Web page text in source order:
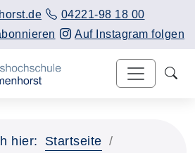
04221-98 18 00
Auf Instagram folgen
hier:
Startseite